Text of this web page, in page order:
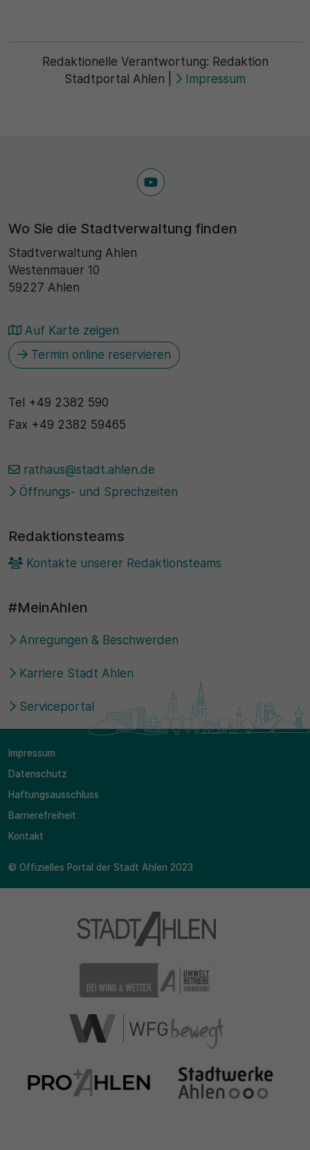
Redaktionelle Verantwortung: Redaktion
Stadtportal Ahlen
Impressum
Wo Sie die Stadtverwaltung finden
Stadtverwaltung Ahlen
Westenmauer 10
59227 Ahlen
Auf Karte zeigen
Termin online reservieren
Tel +49 2382 590
Fax +49 2382 59465
rathaus@stadt.ahlen.de
Öffnungs- und Sprechzeiten
Redaktionsteams
Kontakte unserer Redaktionsteams
#MeinAhlen
Anregungen & Beschwerden
Karriere Stadt Ahlen
Serviceportal
Impressum
Datenschutz
Haftungsausschluss
Barrierefreiheit
Kontakt
© Offizielles Portal der Stadt Ahlen 2023